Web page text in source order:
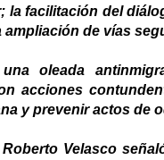
la facilitación del
de vías
oleada
acciones
y prevenir actos de
Velasco